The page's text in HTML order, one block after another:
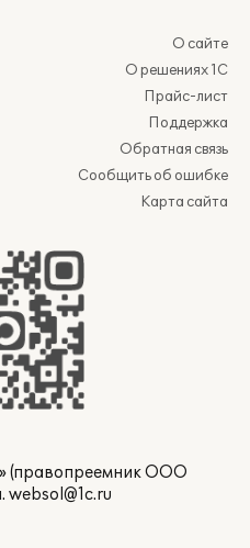
О сайте
О решениях 1С
Прайс-лист
Поддержка
Обратная связь
Сообщить об ошибке
Карта сайта
(правопреемник ООО
websol@1c.ru